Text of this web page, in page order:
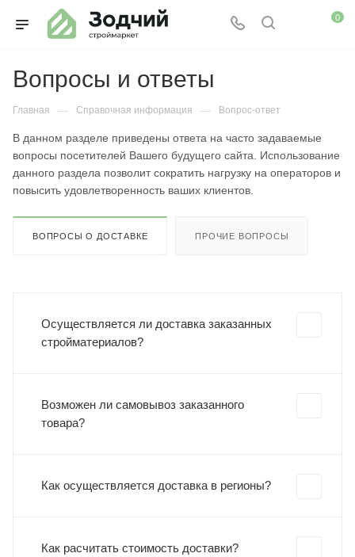
0
Вопросы и ответы
Главная — Справочная информация — Вопрос-ответ
В данном разделе приведены ответа на часто задаваемые
вопросы посетителей Вашего будущего сайта. Использование
данного раздела позволит сократить нагрузку на операторов и
повысить удовлетворенность ваших клиентов.
ВОПРОСЫ О ДОСТАВКЕ ПРОЧИЕ ВОПРОСЫ
Осуществляется ли доставка заказанных
стройматериалов?
Возможен ли самовывоз заказанного
товара?
Как осуществляется доставка в регионы?
Как расчитать стоимость доставки?